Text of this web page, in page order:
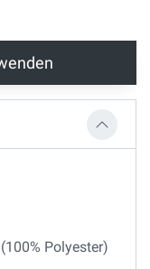
Polyester)